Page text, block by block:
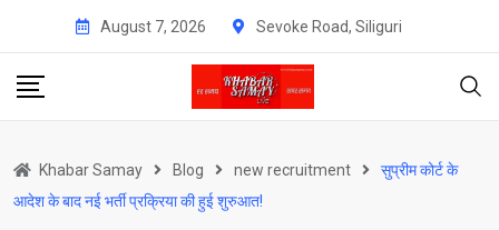
content
August 7, 2026 Sevoke Road, Siliguri
Khabar Samay Blog new recruitment
सुप्रीम कोर्ट के
आदेश के बाद नई भर्ती प्रक्रिया की हुई शुरुआत!